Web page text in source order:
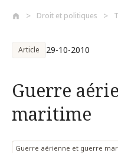
Droit et politiques
Article 29-10-2010
Guerre
maritime
Guerre aérienne et guerre